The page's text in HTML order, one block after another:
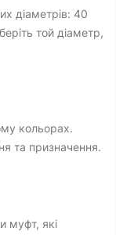
діаметрів: 40
той діаметр,
кольорах.
та призначення.
муфт, які